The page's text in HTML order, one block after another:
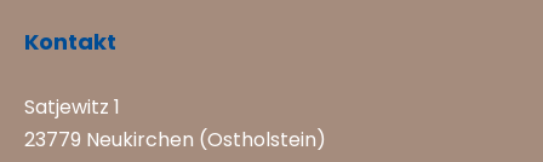
Kontakt
Satjewitz 1
23779 Neukirchen (Ostholstein)